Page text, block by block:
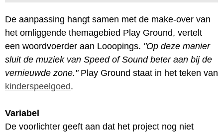
De aanpassing hangt samen met de make-over van
het omliggende themagebied Play Ground, vertelt
een woordvoerder aan Looopings. "Op deze manier
sluit de muziek van Speed of Sound beter aan bij de
vernieuwde zone."Play Ground staat in het teken van
kinderspeelgoed.
Variabel
De voorlichter geeft aan dat het project nog niet